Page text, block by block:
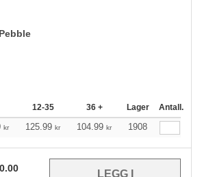
Pebble
12-35 36 + Lager Antall.
kr 125.99 kr 104.99 kr 1908
0.00